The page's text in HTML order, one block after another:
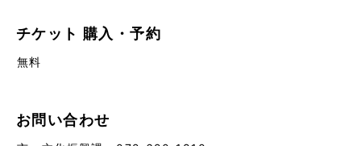
チケット 購入・予約
無料
お問い合わせ